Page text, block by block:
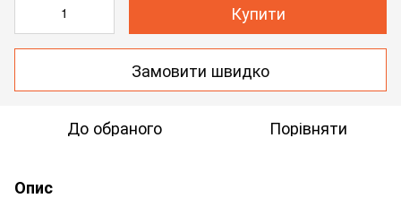
Купити
Замовити швидко
До обраного Порівняти
Опис